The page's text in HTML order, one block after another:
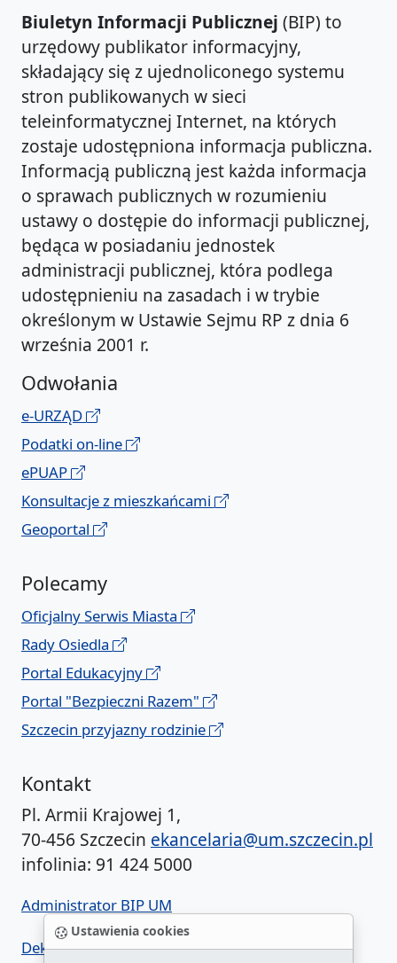
Ustawienia cookies
Biuletyn Informacji Publicznej (BIP) to
urzędowy publikator informacyjny,
składający się z ujednoliconego systemu
stron publikowanych w sieci
teleinformatycznej Internet, na których
zostaje udostępniona informacja publiczna.
Informacją publiczną jest każda informacja
o sprawach publicznych w rozumieniu
ustawy o dostępie do informacji publicznej,
będąca w posiadaniu jednostek
administracji publicznej, która podlega
udostępnieniu na zasadach i w trybie
określonym w Ustawie Sejmu RP z dnia 6
września 2001 r.
Odwołania
e-URZĄD
Podatki on-line
ePUAP
Konsultacje z mieszkańcami
Geoportal
Polecamy
Oficjalny Serwis Miasta
Rady Osiedla
Portal Edukacyjny
Portal "Bezpieczni Razem"
Szczecin przyjazny rodzinie
Kontakt
Pl. Armii Krajowej 1,
70-456 Szczecin ekancelaria@um.szczecin.pl
infolinia: 91 424 5000
Administrator BIP UM
Deklaracja dostępności